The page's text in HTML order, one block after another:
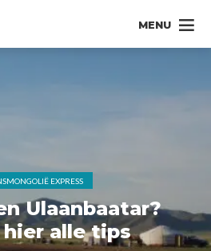
MENU
EXPRESS
Ulaanbaatar?
hier alle tips